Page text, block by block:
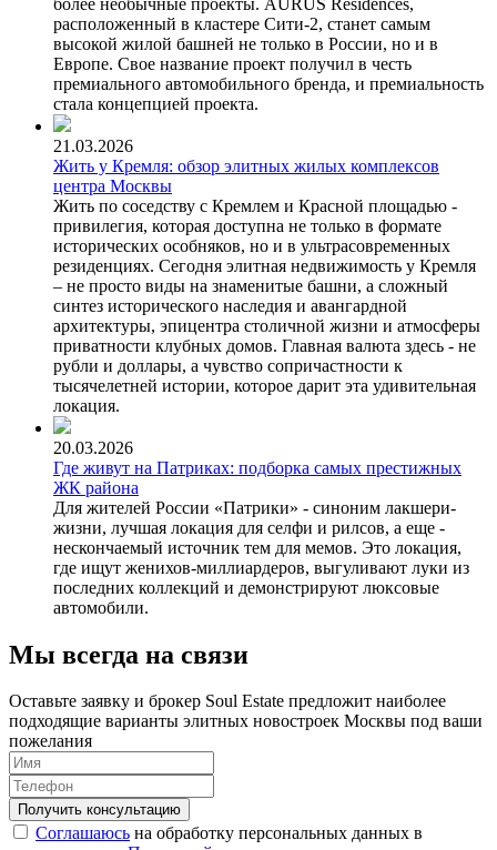
расположенный в кластере Сити-2, станет самым
высокой жилой башней не только в России, но и в
Европе. Свое название проект получил в честь
премиального автомобильного бренда, и премиальность
стала концепцией проекта.
21.03.2026
Жить у Кремля: обзор элитных жилых комплексов
центра Москвы
Жить по соседству с Кремлем и Красной площадью -
привилегия, которая доступна не только в формате
исторических особняков, но и в ультрасовременных
резиденциях. Сегодня элитная недвижимость у Кремля
– не просто виды на знаменитые башни, а сложный
синтез исторического наследия и авангардной
архитектуры, эпицентра столичной жизни и атмосферы
приватности клубных домов. Главная валюта здесь - не
рубли и доллары, а чувство сопричастности к
тысячелетней истории, которое дарит эта удивительная
локация.
20.03.2026
Где живут на Патриках: подборка самых престижных
ЖК района
Для жителей России «Патрики» - синоним лакшери-
жизни, лучшая локация для селфи и рилсов, а еще -
нескончаемый источник тем для мемов. Это локация,
где ищут женихов-миллиардеров, выгуливают луки из
последних коллекций и демонстрируют люксовые
автомобили.
Мы всегда на связи
Оставьте заявку и брокер Soul Estate предложит наиболее
подходящие варианты элитных новостроек Москвы под ваши
пожелания
Соглашаюсь на обработку персональных данных в